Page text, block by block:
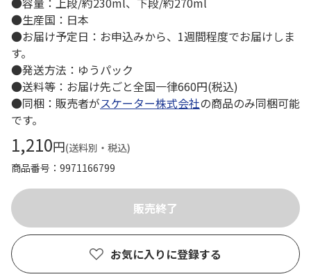
●生産国：日本
●お届け予定日：お申込みから、1週間程度でお届けしま
す。
●発送方法：ゆうパック
●送料等：お届け先ごと全国一律660円(税込)
●同梱：販売者がスケーター株式会社の商品のみ同梱可能
です。
1,210円(送料別・税込)
商品番号
9971166799
お気に入りに登録する